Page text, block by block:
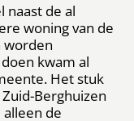
naast de al
woning van de
worden
kwam al
Het stuk
Berghuizen
de